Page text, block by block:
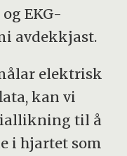
EKG-
avdekkjast.
elektrisk
kan vi
til å
i hjartet som